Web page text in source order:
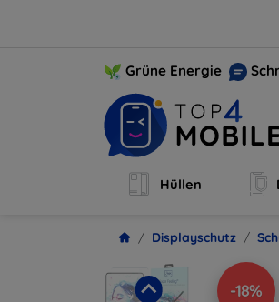
Grüne Energie
Hüllen
Displayschutz
-18%